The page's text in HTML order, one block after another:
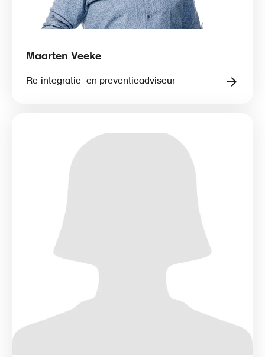
Maarten Veeke
Re-integratie- en preventieadviseur